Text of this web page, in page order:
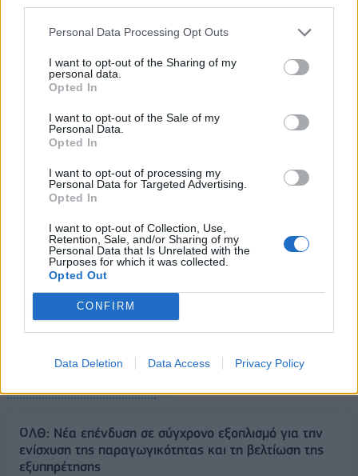
Personal Data Processing Opt Outs
I want to opt-out of the Sharing of my
personal data.
Opted In
I want to opt-out of the Sale of my
Personal Data.
Opted In
I want to opt-out of processing my
Personal Data for Targeted Advertising.
Opted In
I want to opt-out of Collection, Use,
Retention, Sale, and/or Sharing of my
Personal Data that Is Unrelated with the
Purposes for which it was collected.
Opted Out
CONFIRM
Data Deletion Data Access Privacy Policy
ΔΕΔΔΗΕ: Αυξήθηκαν κατά
65% οι έλεγχοι για
πεντάμηνο του 2024
05/06/2024 - 11:13
ΟΛΘ: Νέα επένδυση σε σύγχρονο εξοπλισμό για την
ενίσχυση της παραγωγικότητας και τη βελτίωση της
εξυπηρέτησης